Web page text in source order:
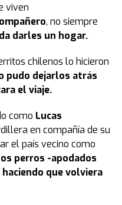
viven
, no siempre
darles un hogar.
chilenos lo hicieron
pudo dejarlos atrás
el viaje.
como Lucas
en compañía de su
el país vecino como
perros -apodados
que volviera